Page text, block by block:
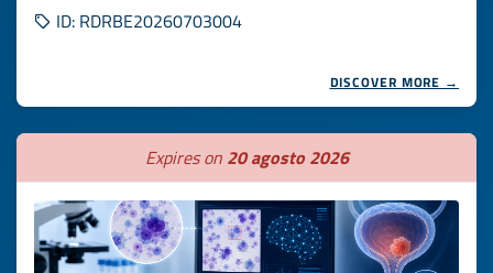
ID: RDRBE20260703004
DISCOVER MORE →
Expires on 20 agosto 2026